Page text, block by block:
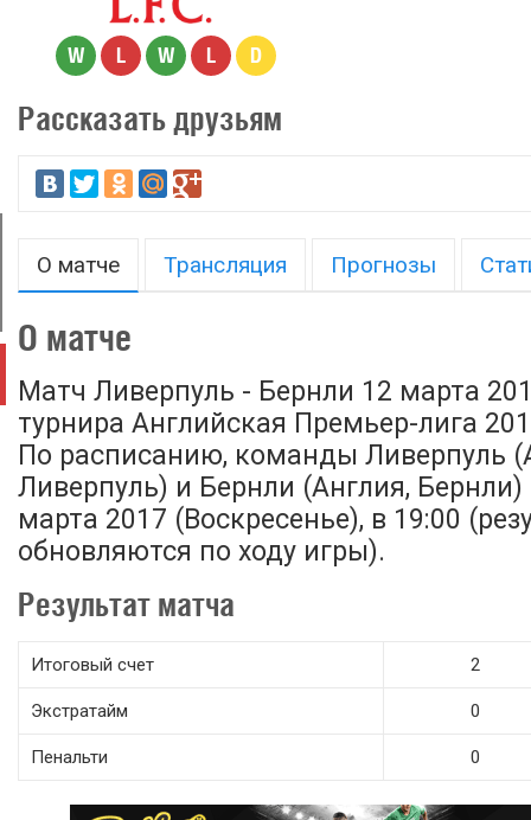
W L W L D
Рассказать друзьям
О матче Трансляция Прогнозы
О матче
Матч Ливерпуль - Бернли 12 марта
турнира Английская Премьер-лига
По расписанию, команды Ливерпуль
Ливерпуль) и Бернли (Англия,
марта 2017 (Воскресенье), в 19:00
обновляются по ходу игры).
Результат матча
Итоговый счет 2
Экстратайм 0
Пенальти 0